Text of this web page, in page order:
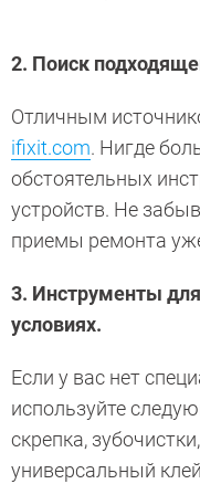
2. Поиск
Отличным
ifixit.com. Нигде
обстоятельных
устройств. Не
приемы ремонта
3. Инструменты
условиях.
Если у вас нет
используйте
скрепка,
универсальный